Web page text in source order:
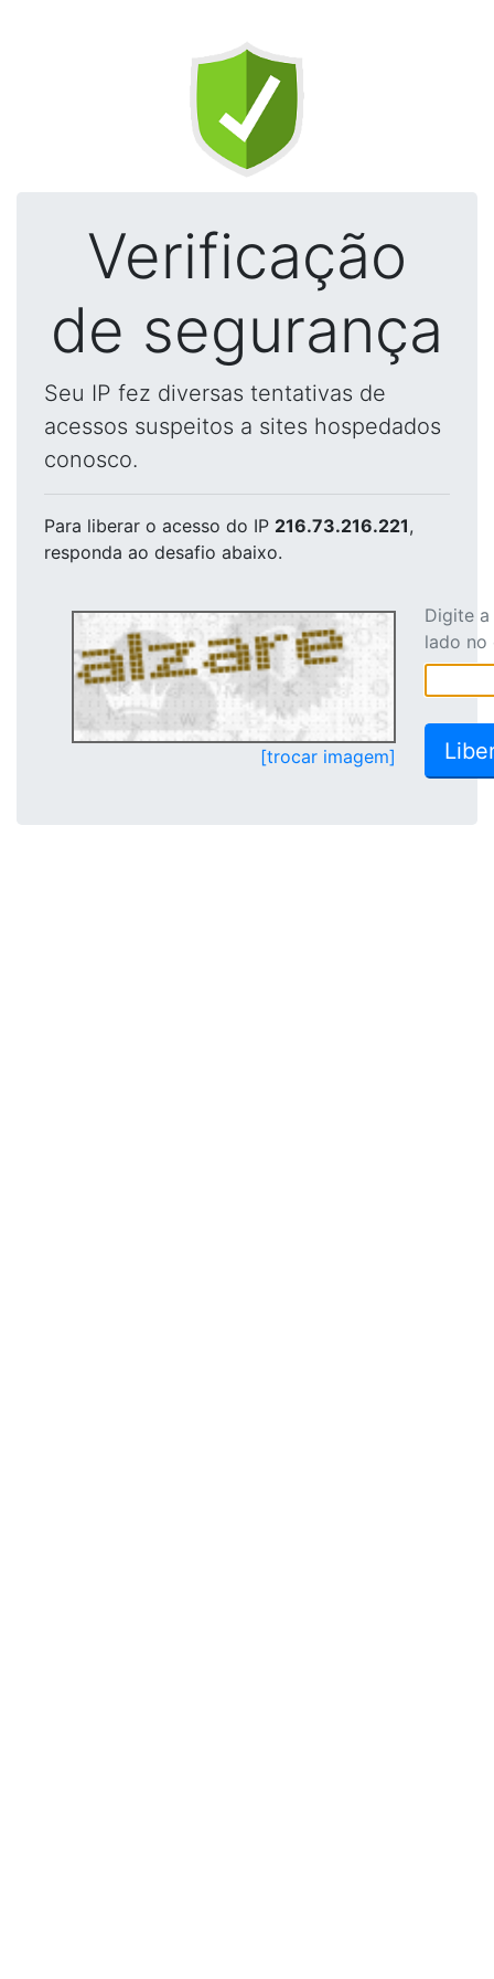
Verificação
de segurança
Seu IP fez diversas tentativas de
acessos suspeitos a sites hospedados
conosco.
Para liberar o acesso do IP 216.73.216.221,
responda ao desafio abaixo.
[trocar imagem]
Digite
lado no